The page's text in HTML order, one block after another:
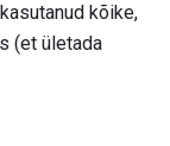
kõike,
(et ületada